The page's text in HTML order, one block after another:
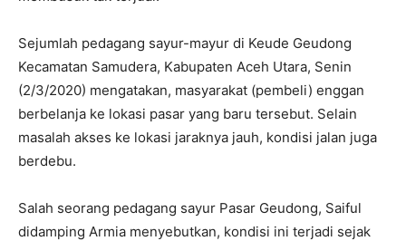
Sejumlah pedagang sayur-mayur di Keude Geudong
Kecamatan Samudera, Kabupaten Aceh Utara, Senin
(2/3/2020) mengatakan, masyarakat (pembeli) enggan
berbelanja ke lokasi pasar yang baru tersebut. Selain
masalah akses ke lokasi jaraknya jauh, kondisi jalan juga
berdebu.
Salah seorang pedagang sayur Pasar Geudong, Saiful
didamping Armia menyebutkan, kondisi ini terjadi sejak